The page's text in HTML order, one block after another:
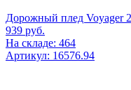
Дорожный плед Voyager
939 руб.
На складе: 464
Артикул: 16576.94